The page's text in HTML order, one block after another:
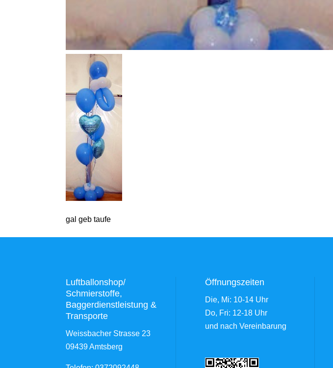
gal geb taufe
Luftballonshop/
Schmierstoffe,
Baggerdienstleistung &
Transporte
Weissbacher Strasse 23
09439 Amtsberg
Öffnungszeiten
Die, Mi: 10-14 Uhr
Do, Fri: 12-18 Uhr
und nach Vereinbarung